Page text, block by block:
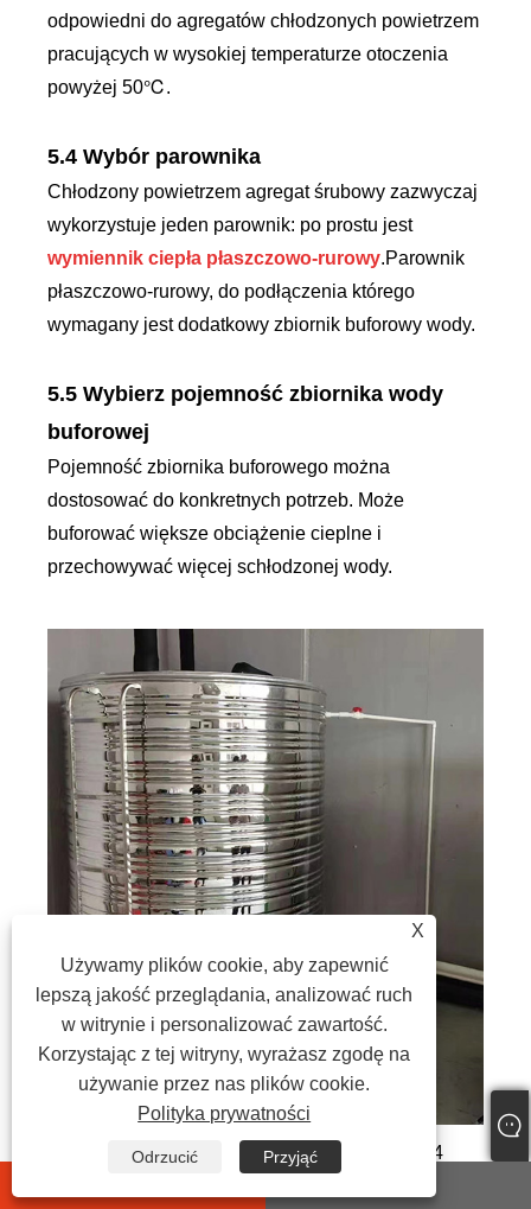
odpowiedni do agregatów chłodzonych powietrzem
pracujących w wysokiej temperaturze otoczenia
powyżej 50℃.
5.4 Wybór parownika
Chłodzony powietrzem agregat śrubowy zazwyczaj
wykorzystuje jeden parownik: po prostu jest
wymiennik ciepła płaszczowo-rurowy.Parownik
płaszczowo-rurowy, do podłączenia którego
wymagany jest dodatkowy zbiornik buforowy wody.
5.5 Wybierz pojemność zbiornika wody
buforowej
Pojemność zbiornika buforowego można
dostosować do konkretnych potrzeb. Może
buforować większe obciążenie cieplne i
przechowywać więcej schłodzonej wody.
Zbiornik na wodę ze stali nierdzewnej 304
X
Używamy plików cookie, aby zapewnić
lepszą jakość przeglądania, analizować ruch
w witrynie i personalizować zawartość.
Korzystając z tej witryny, wyrażasz zgodę na
używanie przez nas plików cookie.
Polityka prywatności
Odrzucić Przyjąć